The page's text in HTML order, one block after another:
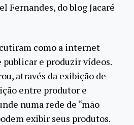
Fernandes, do blog Jacaré
como a internet
publicar e produzir vídeos.
através da exibição de
entre produtor e
numa rede de “mão
exibir seus produtos.